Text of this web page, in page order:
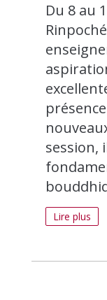
Du 8 au
session,
Lire plus